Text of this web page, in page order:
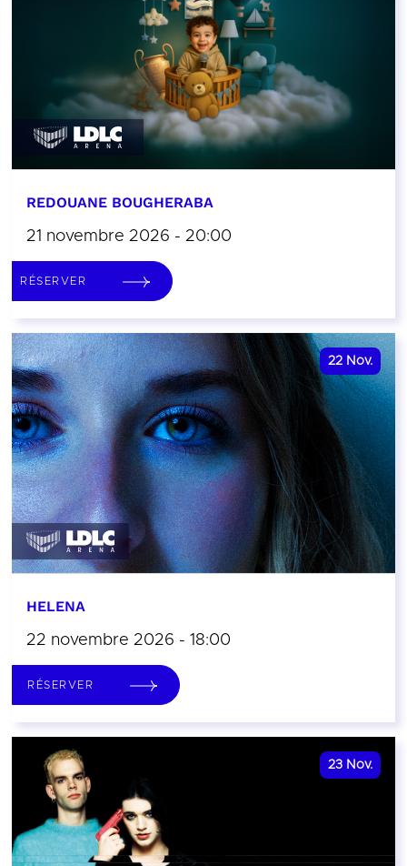
REDOUANE BOUGHERABA
21 novembre 2026 - 20:00
RÉSERVER
22 Nov.
HELENA
22 novembre 2026 - 18:00
RÉSERVER
23 Nov.